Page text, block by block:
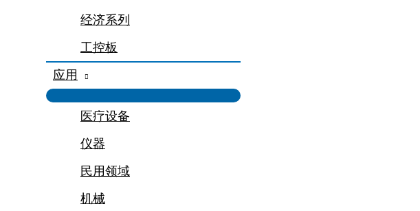
经济系列
工控板
应用
医疗设备
仪器
民用领域
机械